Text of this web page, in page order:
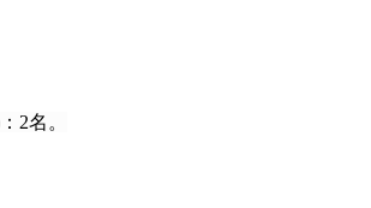
： 2名。